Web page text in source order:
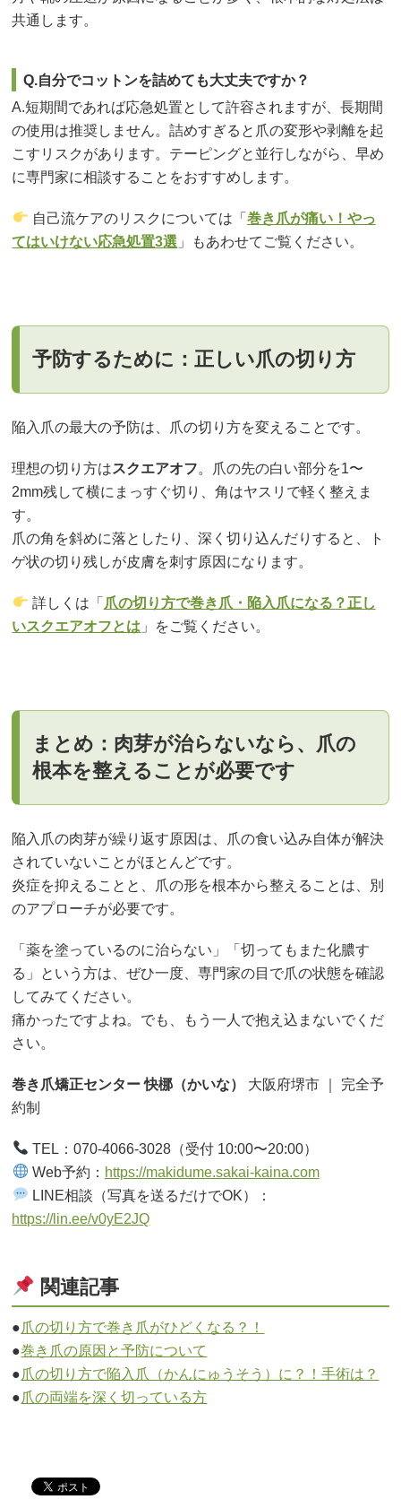
共通します。
Q.自分でコットンを詰めても大丈夫ですか？
A.短期間であれば応急処置として許容されますが、長期間
の使用は推奨しません。詰めすぎると爪の変形や剥離を起
こすリスクがあります。テーピングと並行しながら、早め
に専門家に相談することをおすすめします。
自己流ケアのリスクについては「 巻き爪が痛い！やっ
てはいけない応急処置3選 」もあわせてご覧ください。
予防するために：正しい爪の切り方
陥入爪の最大の予防は、爪の切り方を変えることです。
理想の切り方はスクエアオフ。爪の先の白い部分を1〜
2mm残して横にまっすぐ切り、角はヤスリで軽く整えま
す。
爪の角を斜めに落としたり、深く切り込んだりすると、ト
ゲ状の切り残しが皮膚を刺す原因になります。
詳しくは「 爪の切り方で巻き爪・陥入爪になる？正し
いスクエアオフとは 」をご覧ください。
まとめ：肉芽が治らないなら、爪の
根本を整えることが必要です
陥入爪の肉芽が繰り返す原因は、爪の食い込み自体が解決
されていないことがほとんどです。
炎症を抑えることと、爪の形を根本から整えることは、別
のアプローチが必要です。
「薬を塗っているのに治らない」「切ってもまた化膿す
る」という方は、ぜひ一度、専門家の目で爪の状態を確認
してみてください。
痛かったですよね。でも、もう一人で抱え込まないでくだ
さい。
巻き爪矯正センター 快梛（かいな）
大阪府堺市 ｜ 完全予
約制
TEL：070-4066-3028（受付 10:00〜20:00）
Web予約： https://makidume.sakai-kaina.com
LINE相談（写真を送るだけでOK）：
https://lin.ee/v0yE2JQ
関連記事
●爪の切り方で巻き爪がひどくなる？！
●巻き爪の原因と予防について
●爪の切り方で陥入爪（かんにゅうそう）に？！手術は？
●爪の両端を深く切っている方